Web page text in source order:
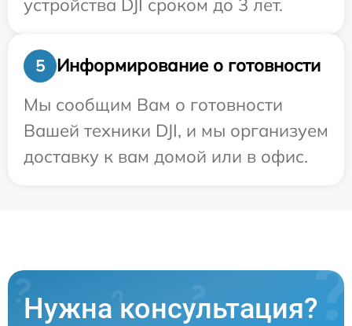
5
Информирование о готовности
Мы сообщим Вам о готовности
Вашей техники DJI, и мы организуем
доставку к вам домой или в офис.
Нужна консультация?